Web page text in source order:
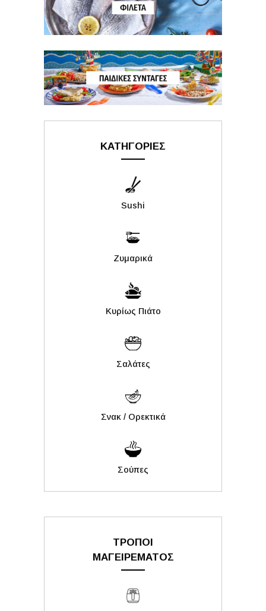
ΚΑΤΗΓΟΡΙΕΣ
Sushi
Ζυμαρικά
Κυρίως Πιάτο
Σαλάτες
Σνακ / Ορεκτικά
Σούπες
ΤΡΟΠΟΙ
ΜΑΓΕΙΡΕΜΑΤΟΣ